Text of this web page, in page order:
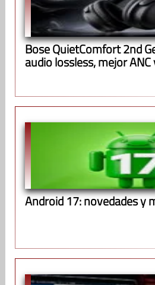
Bose QuietComfort 2nd
audio lossless, mejor
Android 17: novedades y